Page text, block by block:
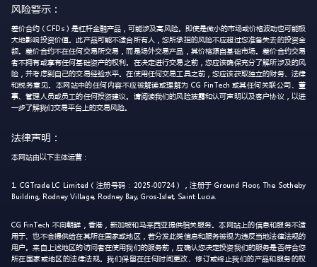
风险警示：
差价合约（CFDs）是杠杆金融产品，可能涉及高风险。即使是微小的市场或价格波动也可能极
大地影响投资价值。此产品可能不适合所有人，您所承担的风险不应超过您准备失去的投资金
额。差价合约不在任何交易所交易，而是场外交易产品，其价格源自基础市场。差价合约交易
者不拥有或享有任何基础资产的权利。在决定进行交易之前，您应该确保充分了解所涉及的风
险，并考虑到自己的交易经验水平。在使用任何交易工具之前，您应该获取独立的财务、法律
和税务意见。本网站中的任何内容不应被解读或理解为 CG FinTech 或其任何关联公司、董
事、管理人员或员工的任何投资建议。请阅读我们的风险披露和认可声明以及客户协议，以进
一步了解我们交易平台上的交易风险。
法律声明：
本网站由以下主体运营：
1. CGTrade LC Limited（注册号码：2025-00724），注册于 Ground Floor, The Sotheby
Building, Rodney Village, Rodney Bay, Gros-Islet, Saint Lucia.
CG FinTech 不向朝鲜，香港，新加坡和马来西亚提供相关服务。本网站上的信息和服务不适
用于、也不会提供给在其所在国家或地区，若分发此类信息和服务被视为违反当地法律法规的
用户。来自上述地区的访问者在使用我们的服务前，应确认您决定投资我们的服务是否符合您
所在国家或地区的法律法规。我们保留在任何时间更改、修订或终止我们的产品和服务的权